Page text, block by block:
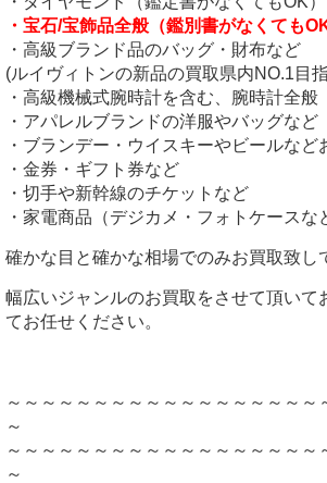
・宝石/宝飾品全般（鑑別書がなくてもOK
・高級ブランド品のバッグ・財布など
(ルイヴィトンの新品の買取県内NO.1目
・高級機械式腕時計を含む、腕時計全般
・アパレルブランドの洋服やバッグなど
・ブランデー・ウイスキーやビールなど
・金券・ギフト券など
・切手や新幹線のチケットなど
・家電商品（デジカメ・フォトケースな
確かな目と確かな相場でのみお買取致し
幅広いジャンルのお買取をさせて頂いて
てお任せください。
～～～～～～～～～～～～～～～～～～
～
～～～～～～～～～～～～～～～～～～
～